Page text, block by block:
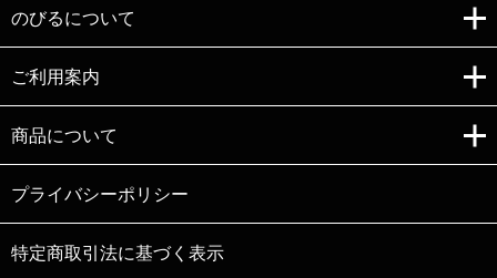
のびるについて
ご利用案内
商品について
プライバシーポリシー
特定商取引法に基づく表示
Copyright (C)e-nobiru All right reserved.